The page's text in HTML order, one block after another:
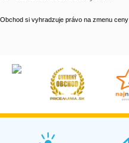
Obchod si vyhradzuje právo na zmenu